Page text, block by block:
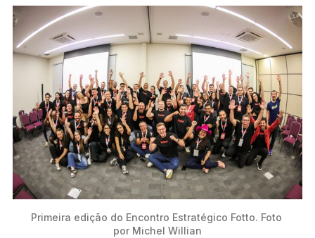
Primeira edição do Encontro Estratégico Fotto. Foto
por Michel Willian